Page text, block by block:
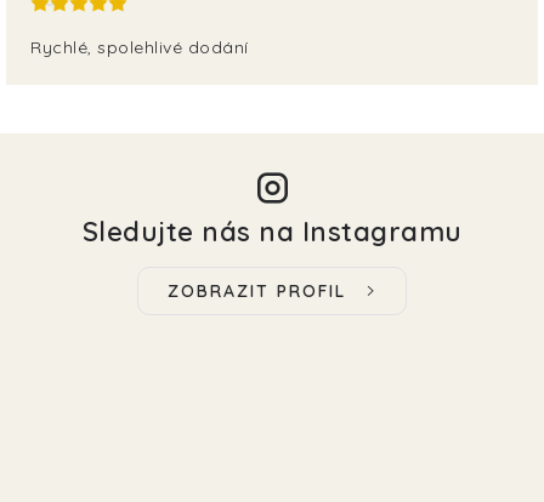
Rychlé, spolehlivé dodání
Sledujte nás na Instagramu
ZOBRAZIT PROFIL